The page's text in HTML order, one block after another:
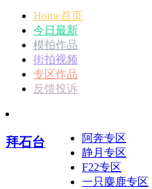
Home首页
今日最新
模拍作品
街拍视频
专区作品
反馈投诉
拜石台
阿奔专区
静月专区
F22专区
一只麋鹿专区